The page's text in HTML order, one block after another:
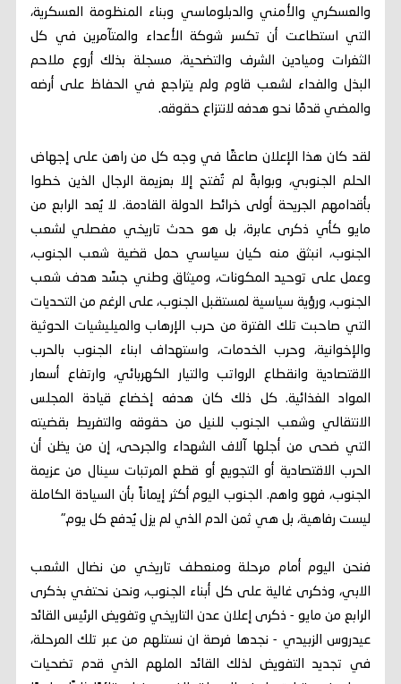
والعسكري والأمني والدبلوماسي وبناء المنظومة العسكرية،
التي استطاعت أن تكسر شوكة الأعداء والمتآمرين في كل
الثغرات وميادين الشرف والتضحية، مسجلة بذلك أروع ملاحم
البذل والفداء لشعب قاوم ولم يتراجع في الحفاظ على أرضه
والمضي قدمًا نحو هدفه لانتزاع حقوقه.
لقد كان هذا الإعلان صاعقًا في وجه كل من راهن على إجهاض
الحلم الجنوبي، وبوابةً لم تُفتح إلا بعزيمة الرجال الذين خطوا
بأقدامهم الجريحة أولى خرائط الدولة القادمة. لا يُعد الرابع من
مايو كأي ذكرى عابرة، بل هو حدث تاريخي مفصلي لشعب
الجنوب، انبثق منه كيان سياسي حمل قضية شعب الجنوب،
وعمل على توحيد المكونات، وميثاق وطني جسَّد هدف شعب
الجنوب، ورؤية سياسية لمستقبل الجنوب، على الرغم من التحديات
التي صاحبت تلك الفترة من حرب الإرهاب والميليشيات الحوثية
والإخوانية، وحرب الخدمات، واستهداف ابناء الجنوب بالحرب
الاقتصادية وانقطاع الرواتب والتيار الكهربائي، وارتفاع أسعار
المواد الغذائية. كل ذلك كان هدفه إخضاع قيادة المجلس
الانتقالي وشعب الجنوب للنيل من حقوقه والتفريط بقضيته
التي ضحى من أجلها آلاف الشهداء والجرحى، إن من يظن أن
الحرب الاقتصادية أو التجويع أو قطع المرتبات سينال من عزيمة
الجنوب، فهو واهم. الجنوب اليوم أكثر إيماناً بأن السيادة الكاملة
ليست رفاهية، بل هي ثمن الدم الذي لم يزل يُدفع كل يوم."
فنحن اليوم أمام مرحلة ومنعطف تاريخي من نضال الشعب
الابي، وذكرى غالية على كل أبناء الجنوب، ونحن نحتفي بذكرى
الرابع من مايو - ذكرى إعلان عدن التاريخي وتفويض الرئيس القائد
عيدروس الزبيدي - نجدها فرصة ان نستلهم من عبر تلك المرحلة،
في تجديد التفويض لذلك القائد الملهم الذي قدم تضحيات